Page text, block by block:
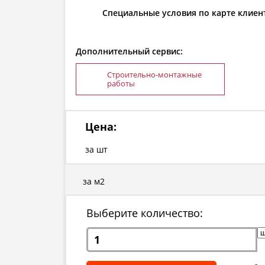
Специальные условия по карте
Дополнительный сервис:
Строительно-монтажные
работы
Цена:
за шт
за м2
Выберите количество: